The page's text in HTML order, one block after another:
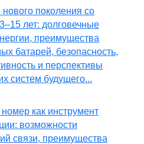
поколения со
лет: долговечные
преимущества
батарей, безопасность,
и перспективы
систем будущего...
как инструмент
возможности
связи, преимущества